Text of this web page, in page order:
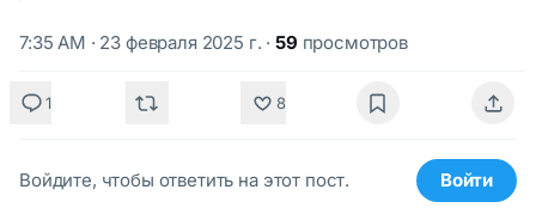
7:35 AM · 23 февраля 2025 г. ·59 просмотров
1 8
Войдите, чтобы ответить на этот пост. Войти